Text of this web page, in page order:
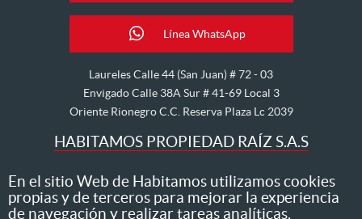
Línea WhatsApp
Laureles Calle 44 (San Juan) # 72 - 03
Envigado Calle 38A Sur # 41-69 Local 3
Oriente Rionegro C.C. Reserva Plaza Lc 2039
HABITAMOS PROPIEDAD RAÍZ S.A.S
Nos dedicamos al arriendo, venta, hipoteca, avalúo y
administración de inmuebles
En el sitio Web de Habitamos utilizamos cookies
propias y de terceros para mejorar la experiencia
de navegación y realizar tareas analíticas.